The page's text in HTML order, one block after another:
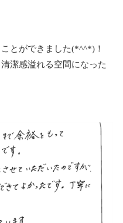
とができました(*^^*)！
潔感溢れる空間になった